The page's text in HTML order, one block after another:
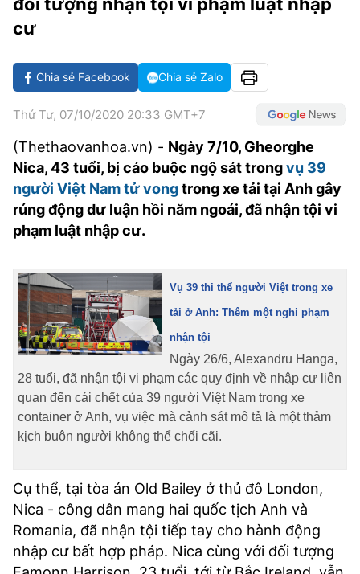
GOLF
CÁC CÚP CHÂU ÂU
VĂN HÓA
GIẢI TRÍ
DIỄN ĐÀN
CÔNG NGHIỆP VĂN HÓA
NHỊP ĐẬP SỨC KHỎE
X-QUANG TIN ĐỒN
VIẾT LẠI ƯỚC MƠ
GIẢI TRÍ
PHIM
ÂM NHẠC
KBIZ
DU LỊCH
TIN TỨC
ĐIỂM ĐẾN
ẢNH
ẨM THỰC
THẾ GIỚI SAO
HIGHTECH
TIÊU ĐIỂM - SPOTLIGHT
BẠN CẦN BIẾT
INFOGRAPHIC
E-MAGAZINE
ẢNH
BÁO GIẤY
TRA CỨU PHƯỜNG XÃ
CỐNG HIẾN
BÙI XUÂN PHÁI
LIÊN HỆ QUẢNG CÁO
Hotline: 0981.119.189
cư
Chia sẻ Facebook Chia sẻ Zalo
Thứ Tư, 07/10/2020 20:33 GMT+7
(Thethaovanhoa.vn) - Ngày 7/10, Gheorghe
Nica, 43 tuổi, bị cáo buộc ngộ sát trongvụ 39
người Việt Nam tử vongtrong xe tải tại Anh gây
rúng động dư luận hồi năm ngoái, đã nhận tội vi
phạm luật nhập cư.
Vụ 39 thi thể người Việt trong xe
tải ở Anh: Thêm một nghi phạm
nhận tội
Ngày 26/6, Alexandru Hanga,
28 tuổi, đã nhận tội vi phạm các quy định về nhập cư liên
quan đến cái chết của 39 người Việt Nam trong xe
container ở Anh, vụ việc mà cảnh sát mô tả là một thảm
kịch buôn người không thể chối cãi.
Cụ thể, tại tòa án Old Bailey ở thủ đô London,
Nica - công dân mang hai quốc tịch Anh và
Romania, đã nhận tội tiếp tay cho hành động
nhập cư bất hợp pháp. Nica cùng với đối tượng